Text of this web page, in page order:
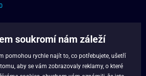
soukromí nám záleží
pomohou rychle najít to, co potřebujete, ušetří
aby se vám zobrazovaly reklamy, o které